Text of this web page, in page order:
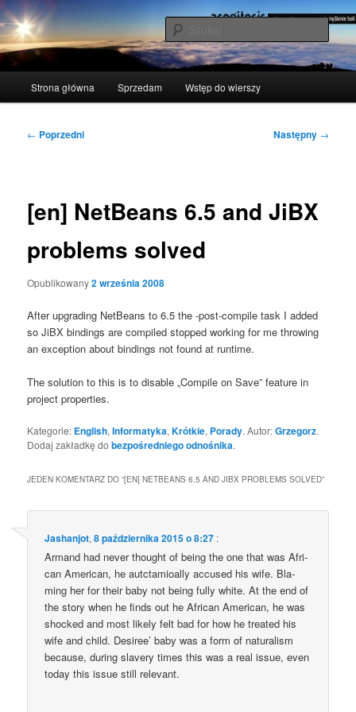
Przeskocz
do
tekstu
acogitosis
polscy naukowcy udowodnili: myślenie boli
Strona główna Sprzedam Wstęp do wierszy
Nawigacja
← Poprzedni Następny →
[en] NetBeans 6.5 and JiBX
problems solved
Opublikowany2 września 2008
After upgra­ding Net­Be­ans to 6.5 the ‑post-com­pi­le task I added
so JiBX bin­dings are com­pi­led stop­ped wor­king for me thro­wing
an excep­tion abo­ut bin­dings not found at runtime.
The solu­tion to this is to disa­ble „Com­pi­le on Save” featu­re in
pro­ject properties.
Kategorie: English,Informatyka,Krótkie, Porady. Autor:Grzegorz.
Dodaj zakładkę dobezpośredniego odnośnika.
JEDEN KOMENTARZ DO “[EN] NETBEANS 6.5 AND JIBX PROBLEMS SOLVED”
Jashanjot,8 października 2015 o 8:27 :
Armand had never tho­ught of being the one that was Afri­
can Ame­ri­can, he autc­ta­mio­al­ly accu­sed his wife. Bla­
ming her for the­ir baby not being ful­ly whi­te. At the end of
the sto­ry when he finds out he Afri­can Ame­ri­can, he was
shoc­ked and most like­ly felt bad for how he tre­ated his
wife and child. Desi­ree’ baby was a form of natu­ra­lism
becau­se, during sla­ve­ry times this was a real issue, even
today this issue still relevant.